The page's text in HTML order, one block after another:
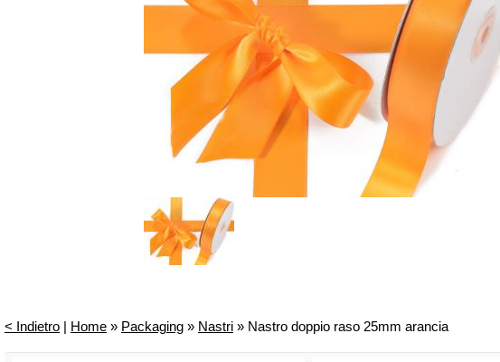
< Indietro | Home » Packaging » Nastri » Nastro doppio raso 25mm arancia